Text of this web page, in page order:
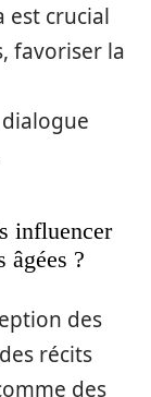
est crucial
favoriser la
influencer
âgées ?
des
récits
des